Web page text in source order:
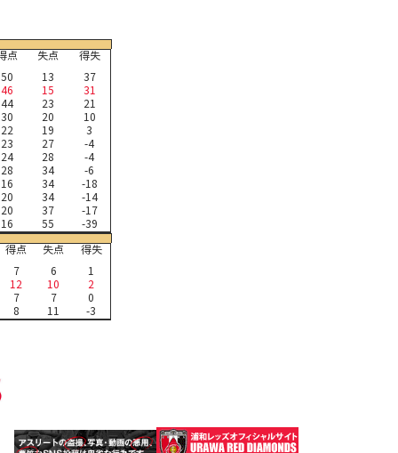
点 失点
得失
50 13
37
46 15
31
44 23
21
30 20
10
22 19
3
23 27
-4
24 28
-4
28 34
-6
16 34
-18
20 34
-14
20 37
-17
16 55 -39
得点 失点
得失
7 6
1
12 10
2
7 7
0
8 11 -3